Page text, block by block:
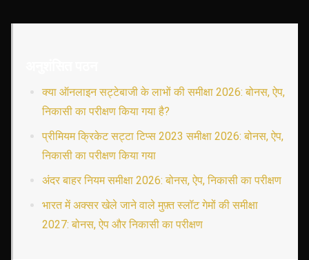
क्या ऑनलाइन सट्टेबाजी के लाभों की समीक्षा 2026: बोनस, ऐप,
निकासी का परीक्षण किया गया है?
प्रीमियम क्रिकेट सट्टा टिप्स 2023 समीक्षा 2026: बोनस, ऐप,
निकासी का परीक्षण किया गया
अंदर बाहर नियम समीक्षा 2026: बोनस, ऐप, निकासी का परीक्षण
भारत में अक्सर खेले जाने वाले मुफ़्त स्लॉट गेमों की समीक्षा
2027: बोनस, ऐप और निकासी का परीक्षण